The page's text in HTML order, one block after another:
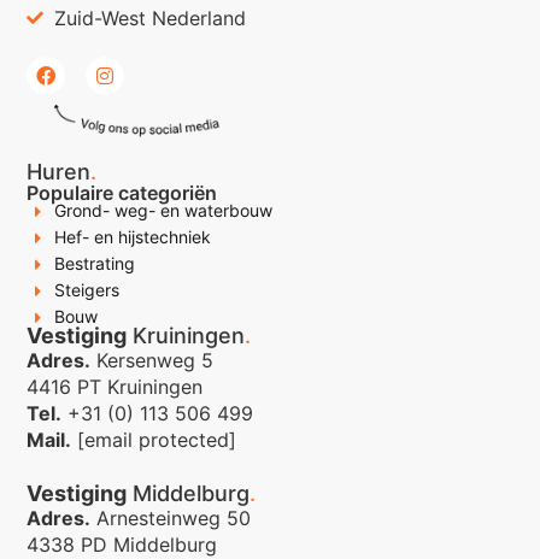
Zuid-West Nederland
Huren.
Populaire categoriën
Grond- weg- en waterbouw
Hef- en hijstechniek
Bestrating
Steigers
Bouw
Vestiging Kruiningen.
Adres. Kersenweg 5
4416 PT Kruiningen
Tel. +31 (0) 113 506 499
Mail. [email protected]
Vestiging Middelburg.
Adres. Arnesteinweg 50
4338 PD Middelburg